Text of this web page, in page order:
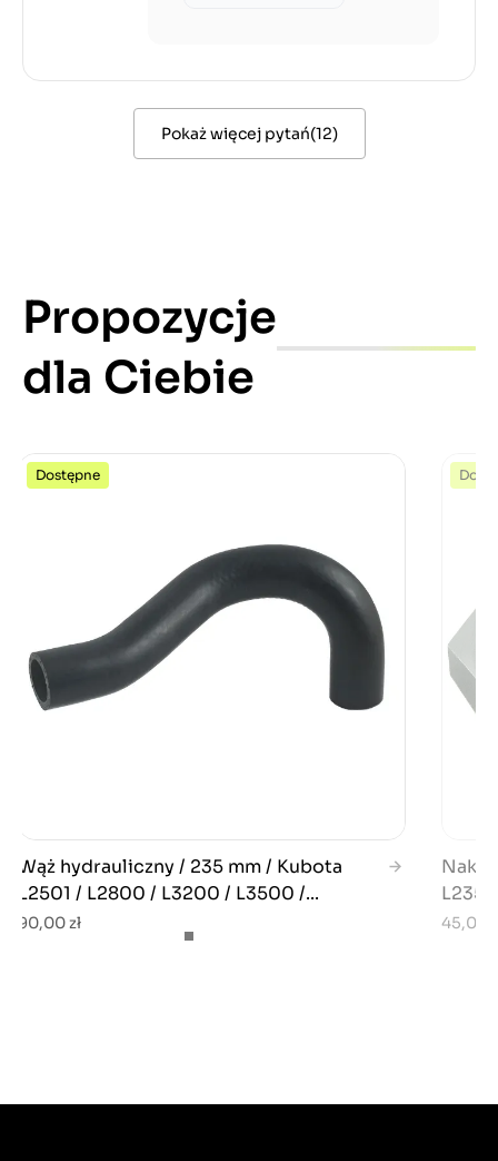
Pokaż więcej pytań(12)
Propozycje
dla Ciebie
Dostępne
Wąż hydrauliczny / 235 mm / Kubota
L2501 / L2800 / L3200 / L3500 /...
90,00 zł 45,00